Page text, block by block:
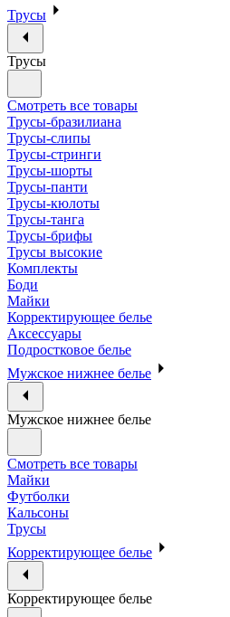
Трусы
Трусы
Смотреть все товары
Трусы-бразилиана
Трусы-слипы
Трусы-стринги
Трусы-шорты
Трусы-панти
Трусы-кюлоты
Трусы-танга
Трусы-брифы
Трусы высокие
Комплекты
Боди
Майки
Корректирующее белье
Аксессуары
Подростковое белье
Мужское нижнее белье
Мужское нижнее белье
Смотреть все товары
Майки
Футболки
Кальсоны
Трусы
Корректирующее белье
Корректирующее белье